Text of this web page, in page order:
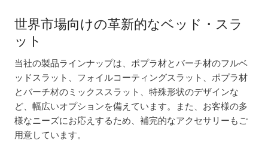
世界市場向けの革新的なベッド・スラ
ット
当社の製品ラインナップは、ポプラ材とバーチ材のフルベ
ッドスラット、フォイルコーティングスラット、ポプラ材
とバーチ材のミックススラット、特殊形状のデザインな
ど、幅広いオプションを備えています。また、お客様の多
様なニーズにお応えするため、補完的なアクセサリーもご
用意しています。